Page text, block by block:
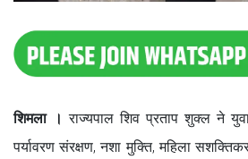
शिमला । राज्यपाल शिव प्रताप शुक्ल ने
पर्यावरण संरक्षण, नशा मुक्ति, महिला